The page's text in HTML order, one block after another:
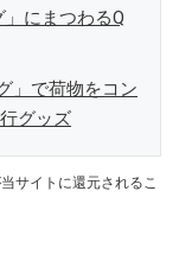
にまつわるQ
」で荷物をコン
グッズ
サイトに還元されるこ